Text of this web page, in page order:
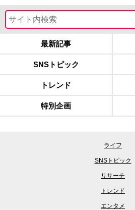
最新記事
SNSトピック
トレンド
特別企画
ライフ
SNSトピック
リサーチ
トレンド
エンタメ